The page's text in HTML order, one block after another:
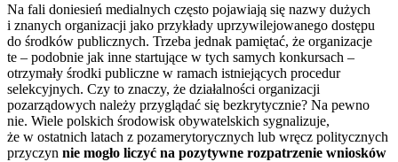
Na fali doniesień medialnych często pojawiają się nazwy dużych
i znanych organizacji jako przykłady uprzywilejowanego dostępu
do środków publicznych. Trzeba jednak pamiętać, że organizacje
te – podobnie jak inne startujące w tych samych konkursach –
otrzymały środki publiczne w ramach istniejących procedur
selekcyjnych. Czy to znaczy, że działalności organizacji
pozarządowych należy przyglądać się bezkrytycznie? Na pewno
nie. Wiele polskich środowisk obywatelskich sygnalizuje,
że w ostatnich latach z pozamerytorycznych lub wręcz politycznych
przyczyn nie mogło liczyć na pozytywne rozpatrzenie wniosków